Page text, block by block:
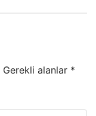
Gerekli alanlar *